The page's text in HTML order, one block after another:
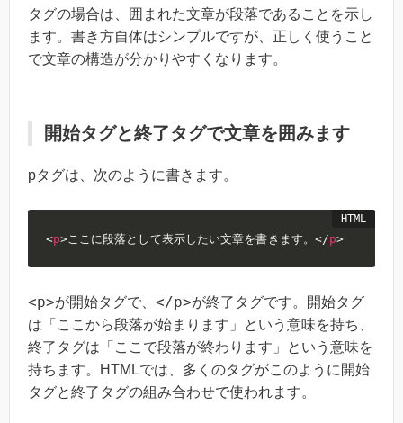
タグの場合は、囲まれた文章が段落であることを示し
ます。書き方自体はシンプルですが、正しく使うこと
で文章の構造が分かりやすくなります。
開始タグと終了タグで文章を囲みます
pタグは、次のように書きます。
<p>ここに段落として表示したい文章を書きます。 </p>
<p>が開始タグで、 </p>が終了タグです。開始タグ
は「ここから段落が始まります」という意味を持ち、
終了タグは「ここで段落が終わります」という意味を
持ちます。HTMLでは、多くのタグがこのように開始
タグと終了タグの組み合わせで使われます。